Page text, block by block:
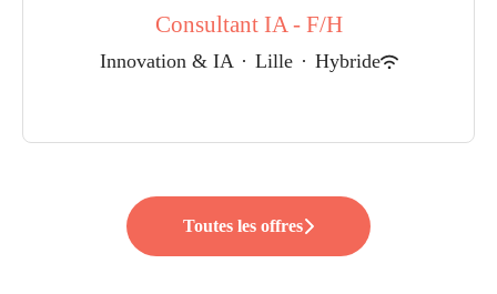
Consultant IA - F/H
Innovation & IA · Lille · Hybride
Toutes les offres